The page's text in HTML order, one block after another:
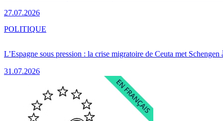
27.07.2026
L’Espagne sous pression : la crise migratoire de Ceuta met Schengen
31.07.2026
POLITIQUE